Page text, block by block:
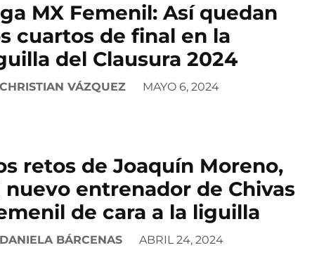
MX Femenil: Así quedan
cuartos de final en la
del Clausura 2024
CHRISTIAN VÁZQUEZ MAYO 6, 2024
retos de Joaquín Moreno,
nuevo entrenador de Chivas
de cara a la liguilla
DANIELA BÁRCENAS ABRIL 24, 2024